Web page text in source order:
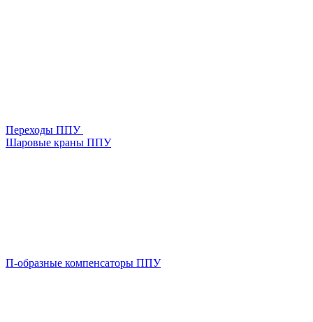
Переходы ППУ
Шаровые краны ППУ
П-образные компенсаторы ППУ